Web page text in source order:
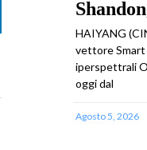
HAIYANG
vettore Smart
iperspettrali
oggi dal
Agosto 5, 2026